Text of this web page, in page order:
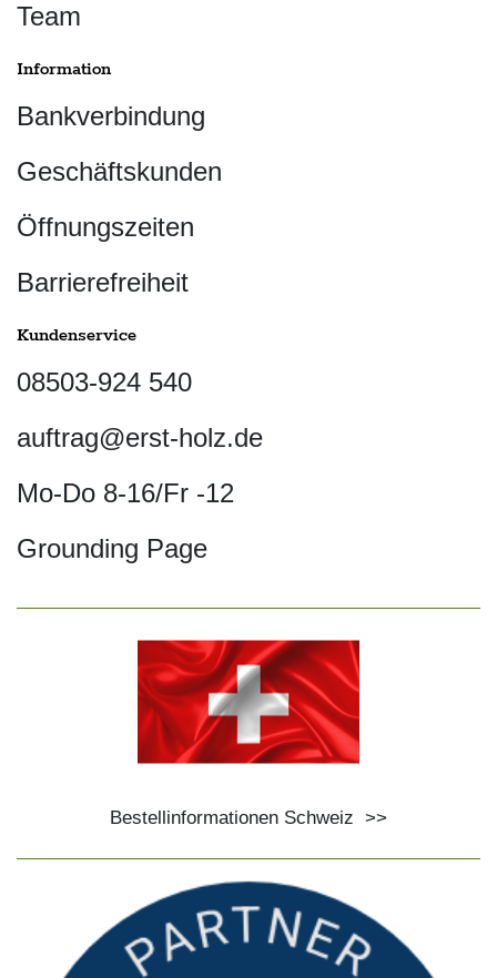
Team
Information
Bankverbindung
Geschäftskunden
Öffnungszeiten
Barrierefreiheit
Kundenservice
08503-924 540
auftrag@erst-holz.de
Mo-Do 8-16/Fr -12
Grounding Page
Bestellinformationen Schweiz >>